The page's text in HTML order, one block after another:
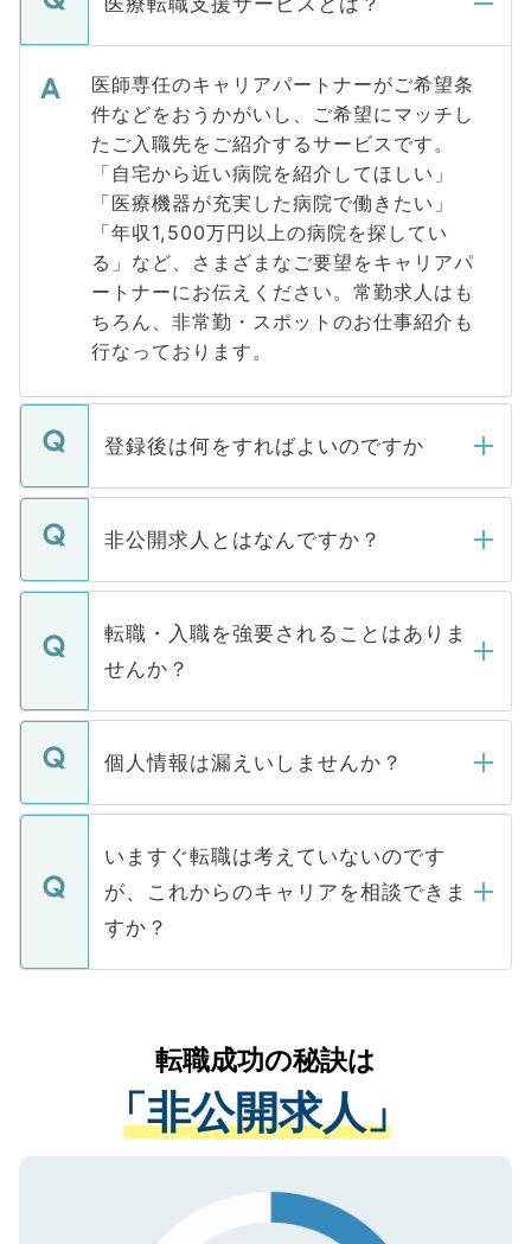
医師専任のキャリアパートナーがご希望条
件などをおうかがいし、ご希望にマッチし
たご入職先をご紹介するサービスです。
「自宅から近い病院を紹介してほしい」
「医療機器が充実した病院で働きたい」
「年収1,500万円以上の病院を探してい
る」など、さまざまなご要望をキャリアパ
ートナーにお伝えください。常勤求人はも
ちろん、非常勤・スポットのお仕事紹介も
行なっております。
登録後は何をすればよいのですか
ご登録いただきましたら、弊社担当者がご
登録内容を確認し、その後メールもしくは
ます。通常、5営業日以内にはご連絡をせて
いただきますので、しばらくお待ちくださ
非公開求人とはなんですか？
マイナビDOCTORで取り扱っている求人の
うち約3割は、Webサイトからご覧いただ
けない「非公開求人」です。非公開求人は
下記の理由によって、一般には公開してい
ません。
■応募殺到を避けるため 人気のある医療機
関を公にしてしまうと、応募が殺到する場
に、医療機関が求める条件に合った人材の
みを人材紹介会社に依頼するケースが増え
ています。
転職・入職を強要されることはありま
せんか？
転職・入職を強要することは一切ありませ
ん。また、仮に応募先から内定をいただい
定を承諾する必要はありません。内定先へ
の辞退の連絡はキャリアパートナーが行い
個人情報は漏えいしませんか？
個人情報が漏えいすることはありませんの
で、ご安心ください。当サイトからの登録
などで収集したご登録者様の個人情報は、
ご本人のキャリアアップおよび転職活動の
支援を目的に使用いたします。お預かりし
ているすべての個人データはご本人の許可
は、個人情報の取り扱いについての厳密な
管理基準を満たした事業者のみに付与され
る、プライバシーマークを取得済みです。
で、機密保持に関してもご安心ください。
いますぐ転職は考えていないのです
が、これからのキャリアを相談できま
すか？
かがいして、現在の医療機関の状況や紹介
経験をまじえながら、適切なアドバイスを
させていただきます。すぐにご転職をされ
ない方には、長期的なサポートが可能です
ので、まずはご登録ください。
転職成功の秘訣は
「非公開求人」